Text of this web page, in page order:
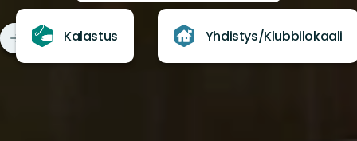
Kalastus Yhdistys/Klubbilokaali